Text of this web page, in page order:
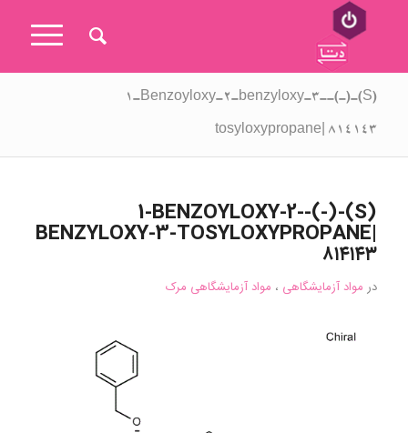
(S)-(-)-1-Benzoyloxy-2-benzyloxy-3-
tosyloxypropane| ۸۱۴۱۴۳
(S)-(-)-1-BENZOYLOXY-2-
BENZYLOXY-3-TOSYLOXYPROPANE|
۸۱۴۱۴۳
در مواد آزمایشگاهی ، مواد آزمایشگاهی مرک